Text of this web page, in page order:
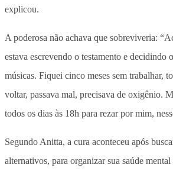
explicou.
A poderosa não achava que sobreviveria:
estava escrevendo o testamento e decidindo
músicas. Fiquei cinco meses sem trabalhar,
voltar, passava mal, precisava de oxigênio.
todos os dias às 18h para rezar por mim,
Segundo Anitta, a cura aconteceu após
alternativos, para organizar sua saúde